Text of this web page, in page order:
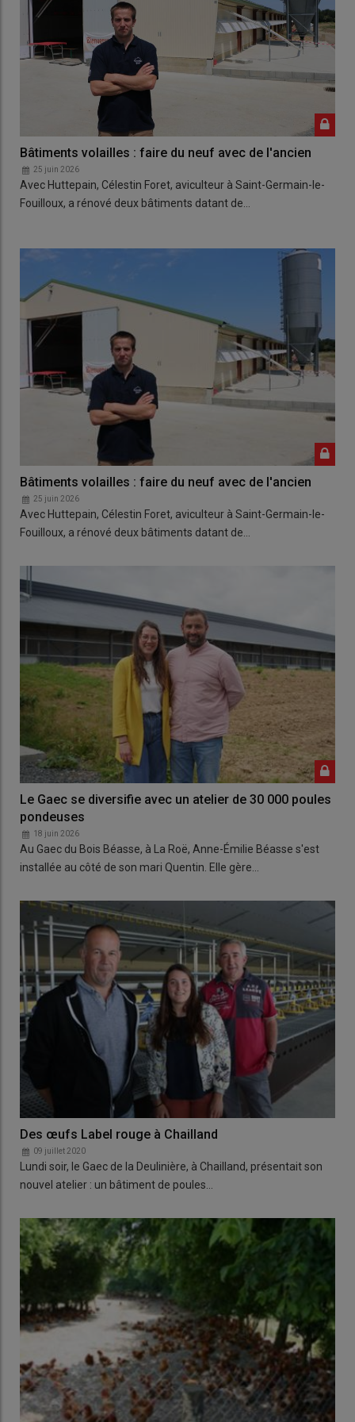
Bâtiments volailles : faire du neuf avec de l'ancien
25 juin 2026
Avec Huttepain, Célestin Foret, aviculteur à Saint-Germain-le-
Fouilloux, a rénové deux bâtiments datant de…
Bâtiments volailles : faire du neuf avec de l'ancien
25 juin 2026
Avec Huttepain, Célestin Foret, aviculteur à Saint-Germain-le-
Fouilloux, a rénové deux bâtiments datant de…
Le Gaec se diversifie avec un atelier de 30 000 poules
pondeuses
18 juin 2026
Au Gaec du Bois Béasse, à La Roë, Anne-Émilie Béasse s'est
installée au côté de son mari Quentin. Elle gère…
Des œufs Label rouge à Chailland
09 juillet 2020
Lundi soir, le Gaec de la Deulinière, à Chailland, présentait son
nouvel atelier : un bâtiment de poules…